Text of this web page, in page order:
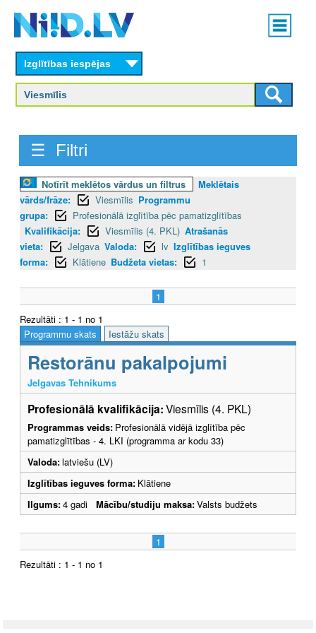
content
Main
menu
Izglītības iespējas
☰ Filtri
Notīrīt meklētos vārdus un filtrus
Meklētais
vārds/frāze:
Viesmīlis Programmu
grupa:
Profesionālā izglītība pēc pamatizglītības
Kvalifikācija:
Viesmīlis (4. PKL) Atrašanās
vieta:
Jelgava Valoda: lv Izglītības ieguves
forma:
Klātiene Budžeta vietas: 1
1
Rezultāti : 1 - 1 no 1
Programmu skats
Iestāžu skats
Restorānu pakalpojumi
Jelgavas Tehnikums
Profesionālā kvalifikācija:Viesmīlis (4. PKL)
Programmas veids: Profesionālā vidējā izglītība pēc
pamatizglītības - 4. LKI (programma ar kodu 33)
Valoda:latviešu (LV)
Izglītības ieguves forma: Klātiene
Ilgums:4 gadi Mācību/studiju maksa:Valsts budžets
1
Rezultāti : 1 - 1 no 1